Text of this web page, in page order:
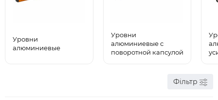
Уровни
алюминиевые
Уровни
алюминиевые с
поворотной капсулой
Фільтр